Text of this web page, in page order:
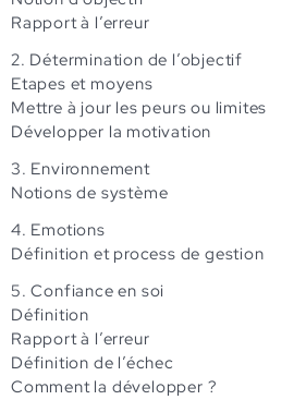
Rapport à l’erreur
2. Détermination de l’objectif
Etapes et moyens
Mettre à jour les peurs ou limites
Développer la motivation
3. Environnement
Notions de système
4. Emotions
Définition et process de gestion
5. Confiance en soi
Définition
Rapport à l’erreur
Définition de l’échec
Comment la développer ?